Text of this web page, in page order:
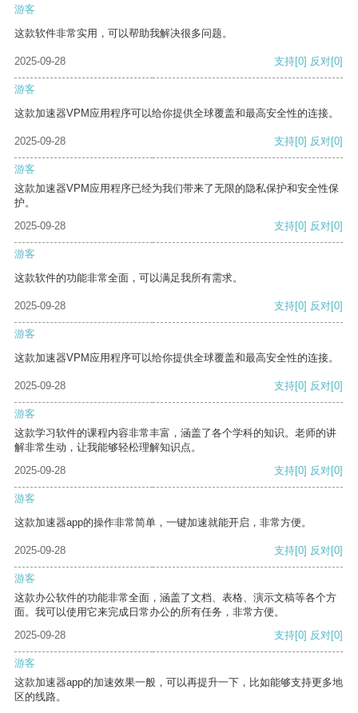
游客
这款软件非常实用，可以帮助我解决很多问题。
2025-09-28 支持[0] 反对[0]
游客
这款加速器VPM应用程序可以给你提供全球覆盖和最高安全性的连接。
2025-09-28 支持[0] 反对[0]
游客
这款加速器VPM应用程序已经为我们带来了无限的隐私保护和安全性保
护。
2025-09-28
支持[0] 反对[0]
游客
这款软件的功能非常全面，可以满足我所有需求。
2025-09-28 支持[0] 反对[0]
游客
这款加速器VPM应用程序可以给你提供全球覆盖和最高安全性的连接。
2025-09-28 支持[0] 反对[0]
游客
这款学习软件的课程内容非常丰富，涵盖了各个学科的知识。老师的讲
解非常生动，让我能够轻松理解知识点。
2025-09-28
支持[0] 反对[0]
游客
这款加速器app的操作非常简单，一键加速就能开启，非常方便。
2025-09-28 支持[0] 反对[0]
游客
这款办公软件的功能非常全面，涵盖了文档、表格、演示文稿等各个方
面。我可以使用它来完成日常办公的所有任务，非常方便。
2025-09-28
支持[0] 反对[0]
游客
这款加速器app的加速效果一般，可以再提升一下，比如能够支持更多地
区的线路。